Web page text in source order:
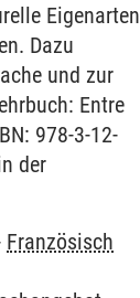
Eigenarten
Dazu
und zur
Entre
978-3-12-
der
Französisch